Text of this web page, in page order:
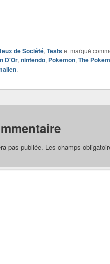
de Société, Testset marqué
D'Or, nintendo, Pokemon, The
.
pas publiée. Les champs